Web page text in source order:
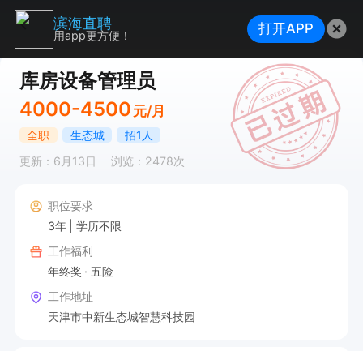
库房设备管理员
4000-4500 元/月
全职 生态城
招1人
更新：6月13日
浏览：2478次
职位要求
3年
学历不限
工作福利
年终奖
五险
工作地址
天津市中新生态城智慧科技园
滨海直聘
用app更方便！ 打开APP